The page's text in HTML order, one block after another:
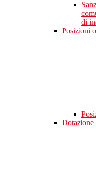
di
Posizioni
Dotazione